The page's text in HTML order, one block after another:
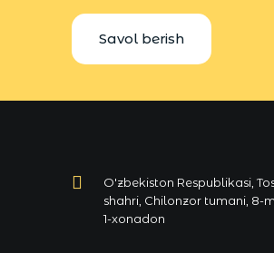
Savol berish
O'zbekiston Respublikasi,
shahri, Chilonzor tumani, 8-
1-xonadon